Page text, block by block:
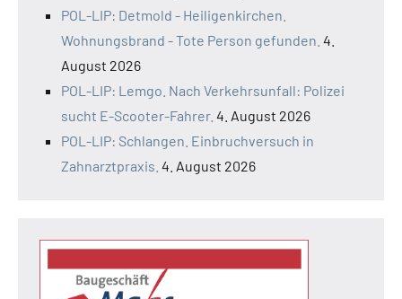
POL-LIP: Detmold - Heiligenkirchen.
Wohnungsbrand - Tote Person gefunden. 4.
August 2026
POL-LIP: Lemgo. Nach Verkehrsunfall: Polizei
sucht E-Scooter-Fahrer. 4. August 2026
POL-LIP: Schlangen. Einbruchversuch in
Zahnarztpraxis. 4. August 2026